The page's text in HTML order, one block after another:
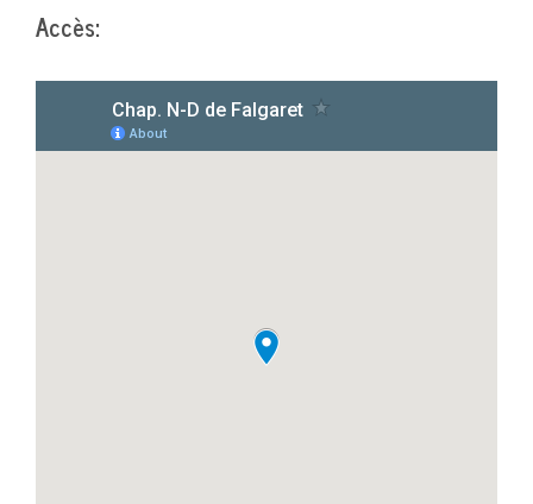
Accès: